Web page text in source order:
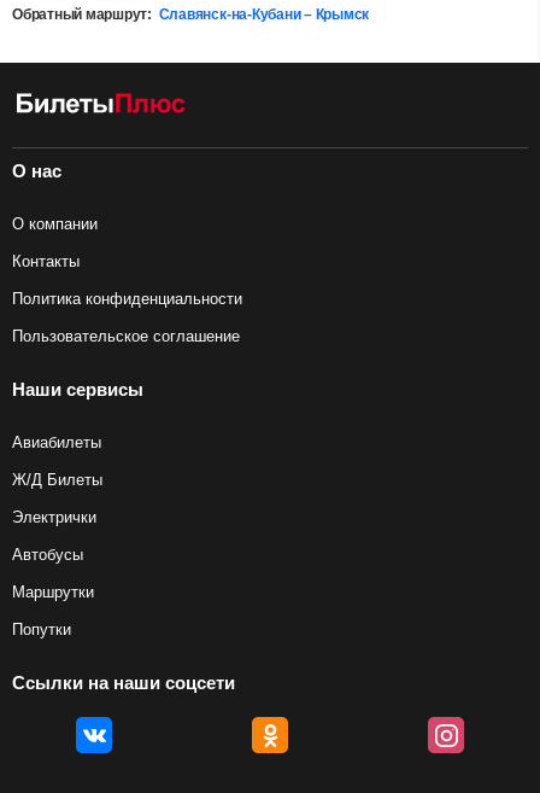
Обратный маршрут: Славянск-на-Кубани – Крымск
О нас
О компании
Контакты
Политика конфиденциальности
Пользовательское соглашение
Наши сервисы
Авиабилеты
Ж/Д Билеты
Электрички
Автобусы
Маршрутки
Попутки
Ссылки на наши соцсети